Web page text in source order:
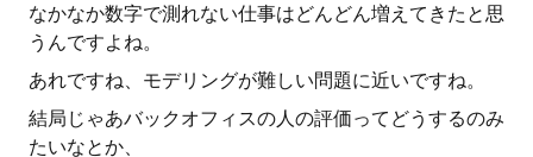
なかなか数字で測れない仕事はどんどん増えてきたと思
うんですよね。
あれですね、モデリングが難しい問題に近いですね。
結局じゃあバックオフィスの人の評価ってどうするのみ
たいなとか、